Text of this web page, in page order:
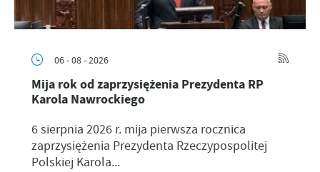
06 - 08 - 2026
Mija rok od zaprzysiężenia Prezydenta RP
Karola Nawrockiego
6 sierpnia 2026 r. mija pierwsza rocznica
zaprzysiężenia Prezydenta Rzeczypospolitej
Polskiej Karola...